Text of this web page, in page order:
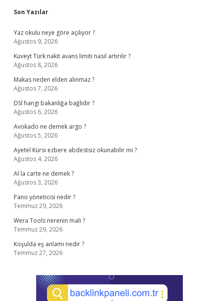
Sidebar
Son Yazılar
Yaz okulu neye göre açılıyor ?
Ağustos 9, 2026
Kuveyt Türk nakit avans limiti nasıl artırılır ?
Ağustos 8, 2026
Makas neden elden alınmaz ?
Ağustos 7, 2026
DSİ hangi bakanlığa bağlıdır ?
Ağustos 6, 2026
Avokado ne demek argo ?
Ağustos 5, 2026
Ayetel Kürsi ezbere abdestsiz okunabilir mi ?
Ağustos 4, 2026
Al la carte ne demek ?
Ağustos 3, 2026
Pano yöneticisi nedir ?
Temmuz 29, 2026
Wera Tools nerenin malı ?
Temmuz 29, 2026
Koşulda eş anlamı nedir ?
Temmuz 27, 2026